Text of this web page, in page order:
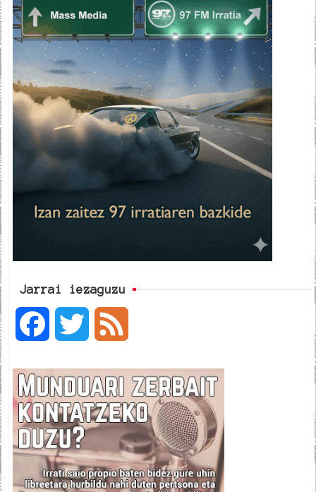
Jarrai iezaguzu
c
e
b
i
t
t
e
d